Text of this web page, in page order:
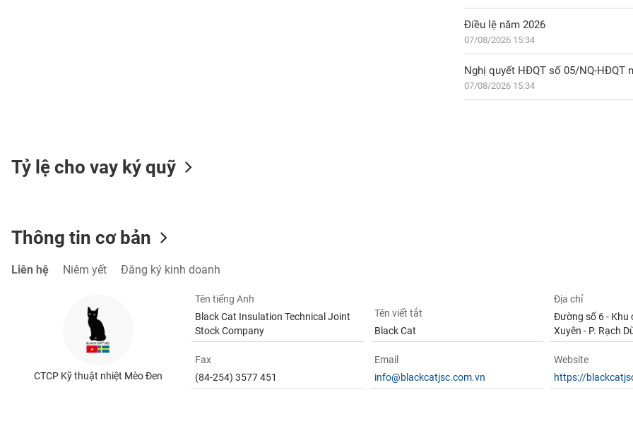
Điều lệ năm 2026
07/08/2026 15:34
07/08/2026 15:34
Tỷ lệ cho vay ký quỹ
Thông tin cơ bản
Liên hệ Niêm yết Đăng ký kinh doanh
CTCP Kỹ thuật nhiệt Mèo Đen
Tên tiếng Anh
Black Cat Insulation Technical Joint
Stock Company
Tên viết tắt
Black Cat
Địa chỉ
Đường số 6 - Khu
Xuyên - P. Rạch
Fax
(84-254) 3577 451
Email
info@blackcatjsc.com.vn
Website
https://
CHÍNH